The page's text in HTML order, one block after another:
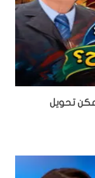
يمكن تحويل